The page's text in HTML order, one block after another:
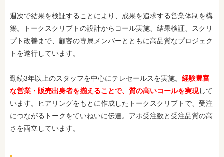
週次で結果を検証することにより、成果を追求する営業体制を構
築。トークスクリプトの設計からコール実施、結果検証、スクリ
プト改善まで、顧客の専属メンバーとともに高品質なプロジェク
トを遂行しています。
勤続3年以上のスタッフを中心にテレセールスを実施。 経験豊富
な営業・販売出身者を揃えることで、質の高いコールを実現して
います。ヒアリングをもとに作成したトークスクリプトで、受注
につながるトークをていねいに伝達。アポ受注数と受注品質の高
さを両立しています。